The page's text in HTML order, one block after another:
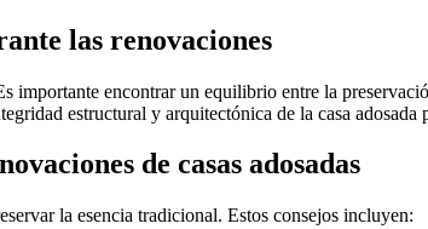
las renovaciones
importante encontrar un equilibrio entre la
estructural y arquitectónica de la casa adosada
de casas adosadas
la esencia tradicional. Estos consejos incluyen: